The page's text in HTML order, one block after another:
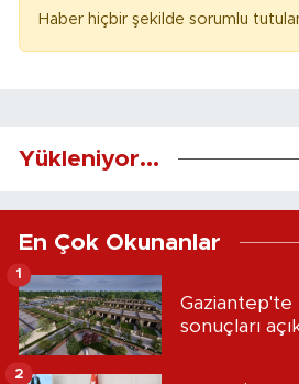
Haber hiçbir şekilde sorumlu
Yükleniyor...
En Çok Okunanlar
Gaziantep'te
sonuçları
1
2